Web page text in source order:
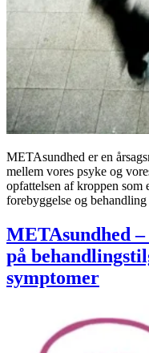
METAsundhed er en
mellem vores psyke og
opfattelsen af kroppen
forebyggelse og
METAsundhed
på
symptomer